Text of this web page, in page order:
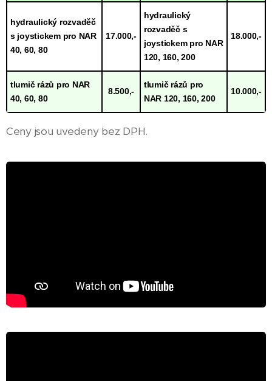
hydraulický rozvaděč
s joystickem pro NAR
40, 60, 80
17.000,-
hydraulický
rozvaděč s
joystickem pro NAR
120, 160, 200
18.000,-
tlumič rázů pro NAR
40, 60, 80
8.500,-
tlumič rázů pro
NAR 120, 160, 200
10.000,-
Ceny jsou uvedeny bez DPH.